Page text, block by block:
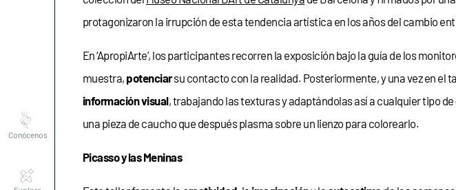
protagonizaron la irrupción de esta tendencia artística en los años del cambio
En ‘ApropiArte’, los participantes recorren la exposición bajo la guía de los
muestra, potenciarsu contacto con la realidad. Posteriormente, y una vez en el
información visual, trabajando las texturas y adaptándolas así a cualquier tipo de
una pieza de caucho que después plasma sobre un lienzo para colorearlo.
Picasso y las Meninas